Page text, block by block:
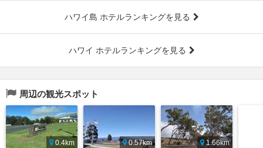
ハワイ島 ホテルランキングを見る
ハワイ ホテルランキングを見る
周辺の観光スポット
0.4km
0.57km
1.66km